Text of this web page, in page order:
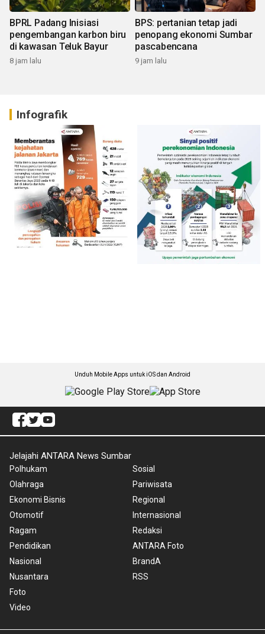
BPRL Padang Inisiasi
pengembangan karbon biru
di kawasan Teluk Bayur
8 jam lalu
BPS: pertanian tetap jadi
penopang ekonomi Sumbar
pascabencana
9 jam lalu
Infografik
Unduh Mobile Apps untuk iOS dan Android
Jelajahi ANTARA News Sumbar
Polhukam
Olahraga
Ekonomi Bisnis
Otomotif
Ragam
Pendidikan
Nasional
Nusantara
Foto
Video
Sosial
Pariwisata
Regional
Internasional
Redaksi
ANTARA Foto
BrandA
RSS